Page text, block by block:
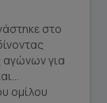
στο
αγώνων για
ομίλου